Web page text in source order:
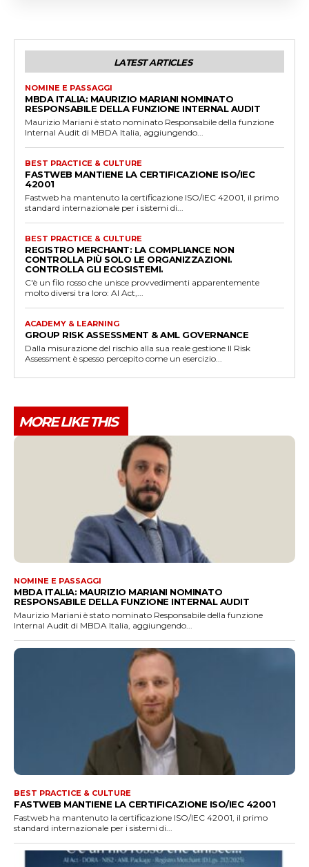
LATEST ARTICLES
NOMINE E PASSAGGI
MBDA ITALIA: MAURIZIO MARIANI NOMINATO
RESPONSABILE DELLA FUNZIONE INTERNAL AUDIT
Maurizio Mariani è stato nominato Responsabile della funzione
Internal Audit di MBDA Italia, aggiungendo...
BEST PRACTICE & CULTURE
FASTWEB MANTIENE LA CERTIFICAZIONE ISO/IEC
42001
Fastweb ha mantenuto la certificazione ISO/IEC 42001, il primo
standard internazionale per i sistemi di...
BEST PRACTICE & CULTURE
REGISTRO MERCHANT: LA COMPLIANCE NON
CONTROLLA PIÙ SOLO LE ORGANIZZAZIONI.
CONTROLLA GLI ECOSISTEMI.
C'è un filo rosso che unisce provvedimenti apparentemente
molto diversi tra loro: AI Act,...
ACADEMY & LEARNING
GROUP RISK ASSESSMENT & AML GOVERNANCE
Dalla misurazione del rischio alla sua reale gestione Il Risk
Assessment è spesso percepito come un esercizio...
MORE LIKE THIS
NOMINE E PASSAGGI
MBDA ITALIA: MAURIZIO MARIANI NOMINATO
RESPONSABILE DELLA FUNZIONE INTERNAL AUDIT
Maurizio Mariani è stato nominato Responsabile della funzione
Internal Audit di MBDA Italia, aggiungendo...
BEST PRACTICE & CULTURE
FASTWEB MANTIENE LA CERTIFICAZIONE ISO/IEC 42001
Fastweb ha mantenuto la certificazione ISO/IEC 42001, il primo
standard internazionale per i sistemi di...